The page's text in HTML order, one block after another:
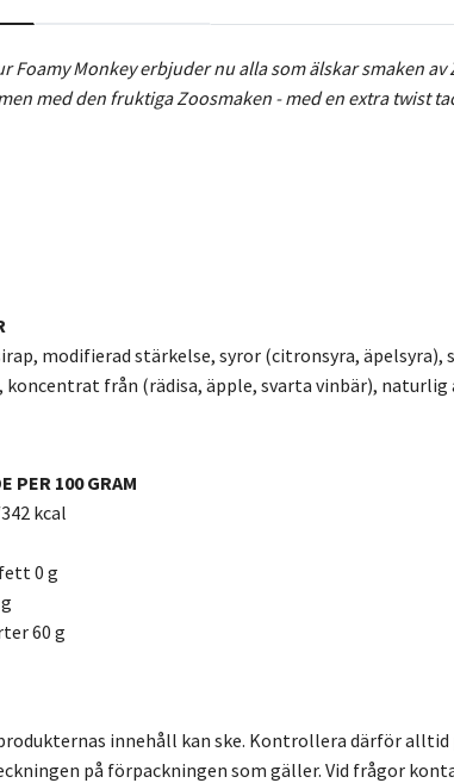
Foamy Monkey erbjuder nu alla som älskar smaken
med den fruktiga Zoosmaken - med en extra twist
modifierad stärkelse, syror (citronsyra,
från (rädisa, äpple, svarta vinbär), naturlig
PER 100 GRAM
kcal
0 g
60 g
innehåll kan ske. Kontrollera därför
på förpackningen som gäller. Vid frågor